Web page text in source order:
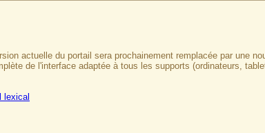
actuelle du portail sera prochainement remplacée par une
de l'interface adaptée à tous les supports (ordinateurs,
lexical